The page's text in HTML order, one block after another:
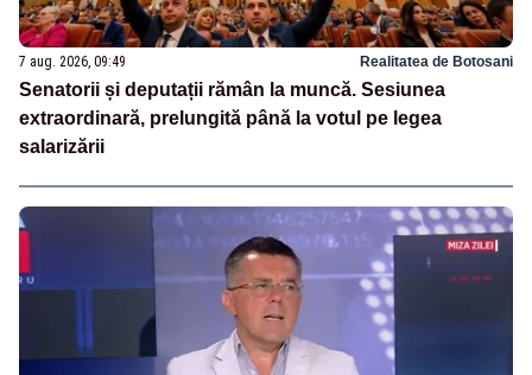
7 aug. 2026, 09:49 Realitatea de Botosani
Senatorii și deputații rămân la muncă. Sesiunea
extraordinară, prelungită până la votul pe legea
salarizării